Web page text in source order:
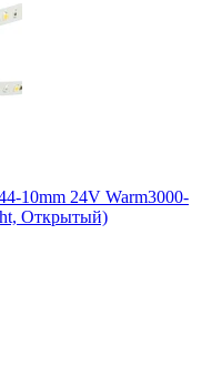
10mm 24V Warm3000-
Открытый)